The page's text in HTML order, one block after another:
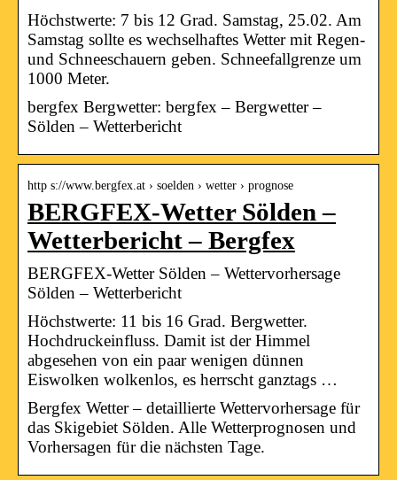
Höchstwerte: 7 bis 12 Grad. Samstag, 25.02. Am
Samstag sollte es wechselhaftes Wetter mit Regen-
und Schneeschauern geben. Schneefallgrenze um
1000 Meter.
bergfex Bergwetter: bergfex – Bergwetter –
Sölden – Wetterbericht
http s://www.bergfex.at › soelden › wetter › prognose
BERGFEX-Wetter Sölden –
Wetterbericht – Bergfex
BERGFEX-Wetter Sölden – Wettervorhersage
Sölden – Wetterbericht
Höchstwerte: 11 bis 16 Grad. Bergwetter.
Hochdruckeinfluss. Damit ist der Himmel
abgesehen von ein paar wenigen dünnen
Eiswolken wolkenlos, es herrscht ganztags …
Bergfex Wetter – detaillierte Wettervorhersage für
das Skigebiet Sölden. Alle Wetterprognosen und
Vorhersagen für die nächsten Tage.